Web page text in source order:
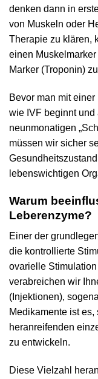
denken dann in
von Muskeln oder
Therapie zu klären,
einen
Marker (Troponin)
Bevor man mit
wie IVF beginnt
neunmonatigen
müssen wir sicher
lebenswichtigen
Warum
Leberenzyme?
Einer der
die kontrollierte
ovarielle
verabreichen wir
(Injektionen),
Medikamente ist
heranreifenden
zu entwickeln.
Diese Vielzahl